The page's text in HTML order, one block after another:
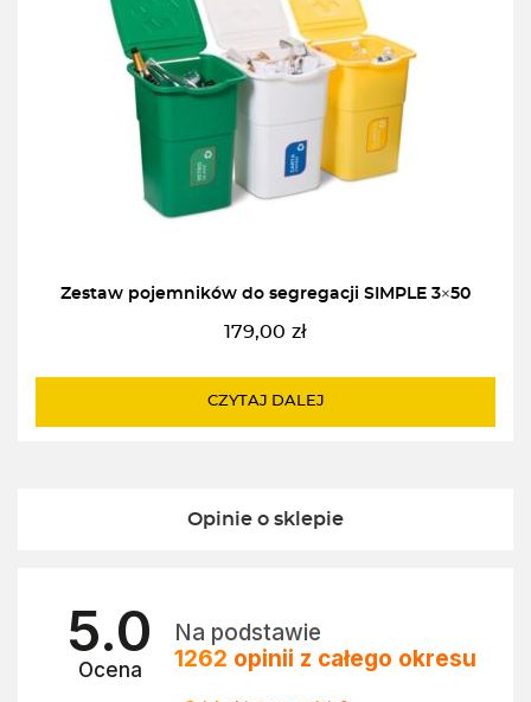
Zestaw pojemników do segregacji SIMPLE 3×50
179,00 zł
CZYTAJ DALEJ
Opinie o sklepie
5.0
Ocena
Na podstawie
1262 opinii z całego okresu